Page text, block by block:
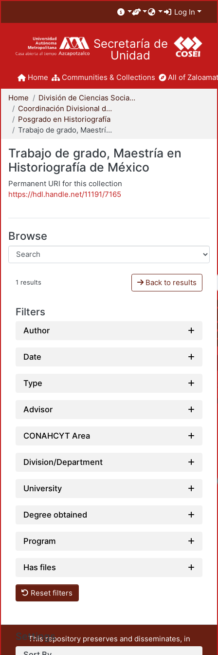
Log In
Secretaría de
Unidad
Home Communities & Collections All of
Home
División de Ciencias Sociales y Humanidades
Coordinación Divisional de Posgrado
Posgrado en Historiografía
Trabajo de grado, Maestría en Historiografía de México
Trabajo de grado, Maestría en
Historiografía de México
Permanent URI for this collection
https://hdl.handle.net/11191/7165
Browse
1 results Back to results
Filters
Author
Date
Type
Advisor
CONAHCYT Area
Division/Department
University
Degree obtained
Program
Has files
Reset filters
Settings
This repository preserves and disseminates, in
unrestricted open access, the teaching and research